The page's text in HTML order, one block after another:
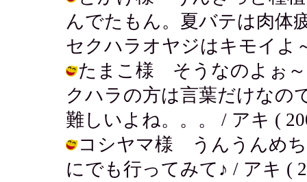
んでたもん。夏バテは肉体
セクハラオヤジはキモイよ
たまこ様 そうなのよぉ～
クハラの方は言葉だけなの
難しいよね。。。 / アキ (
コシヤマ様 うんうんめち
にでも行ってみて♪ / アキ (